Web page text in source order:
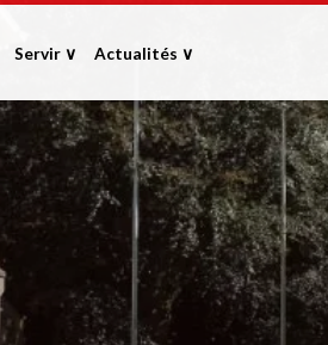
Servir ∨ Actualités ∨